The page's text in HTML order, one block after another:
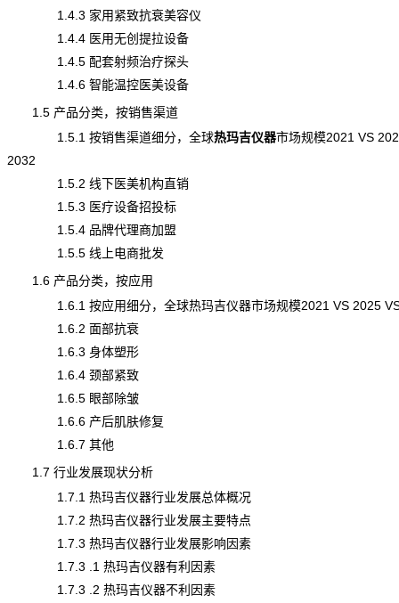
1.4.3 家用紧致抗衰美容仪
1.4.4 医用无创提拉设备
1.4.5 配套射频治疗探头
1.4.6 智能温控医美设备
1.5 产品分类，按销售渠道
1.5.1 按销售渠道细分，全球热玛吉仪器市场规模2021 VS
2032
1.5.2 线下医美机构直销
1.5.3 医疗设备招投标
1.5.4 品牌代理商加盟
1.5.5 线上电商批发
1.6 产品分类，按应用
1.6.1 按应用细分，全球热玛吉仪器市场规模2021 VS 2025
1.6.2 面部抗衰
1.6.3 身体塑形
1.6.4 颈部紧致
1.6.5 眼部除皱
1.6.6 产后肌肤修复
1.6.7 其他
1.7 行业发展现状分析
1.7.1 热玛吉仪器行业发展总体概况
1.7.2 热玛吉仪器行业发展主要特点
1.7.3 热玛吉仪器行业发展影响因素
1.7.3 .1 热玛吉仪器有利因素
1.7.3 .2 热玛吉仪器不利因素